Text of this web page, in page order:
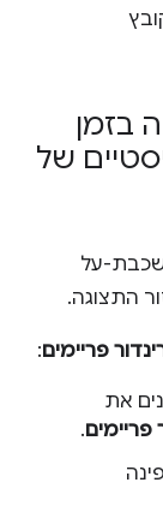
בזמן
של
על
התצוגה.
פריימים:
את
פריימים.